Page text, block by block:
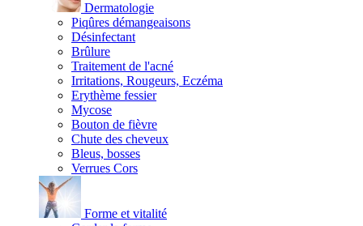
Dermatologie
Piqûres démangeaisons
Désinfectant
Brûlure
Traitement de l'acné
Irritations, Rougeurs, Eczéma
Erythème fessier
Mycose
Bouton de fièvre
Chute des cheveux
Bleus, bosses
Verrues Cors
Forme et vitalité